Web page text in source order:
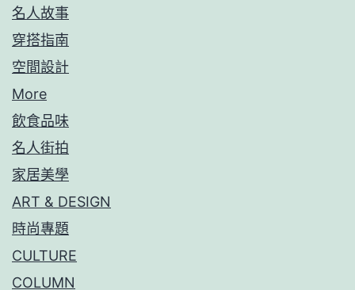
名人故事
穿搭指南
空間設計
More
飲食品味
名人街拍
家居美學
ART & DESIGN
時尚專題
CULTURE
COLUMN